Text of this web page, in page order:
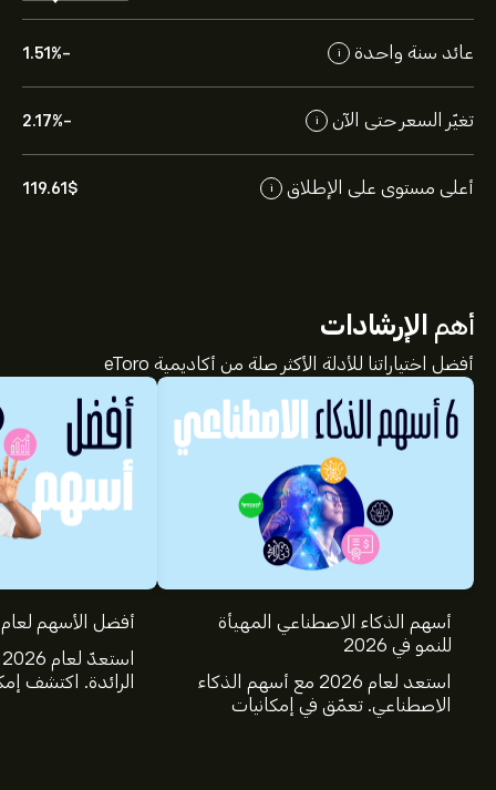
عائد سنة واحدة i
-1.51%
تغيّر السعر حتى الآن i
-2.17%
أعلى مستوى على الإطلاق i
119.61‎$‎
أهم الإرشادات
أفضل اختياراتنا للأدلة الأكثر صلة من أكاديمية eToro
أسهم الذكاء الاصطناعي المهيأة
للنمو في 2026
استعد لعام 2026 مع أسهم الذكاء
الاصطناعي. تعمّق في إمكانيات
أفضل الأسهم لعام
الرائدة. اكتشف